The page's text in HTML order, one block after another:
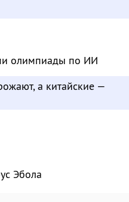
олимпиады по ИИ
а китайские —
Эбола